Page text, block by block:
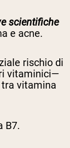
scientifiche
e acne.
rischio di
vitaminici—
vitamina
B7.